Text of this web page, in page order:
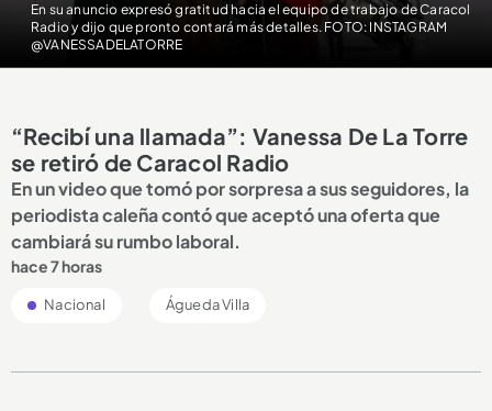
En su anuncio expresó gratitud hacia el equipo de trabajo de Caracol
Radio y dijo que pronto contará más detalles. FOTO: INSTAGRAM
@VANESSADELATORRE
“Recibí una llamada”: Vanessa De La Torre
se retiró de Caracol Radio
En un video que tomó por sorpresa a sus seguidores, la
periodista caleña contó que aceptó una oferta que
cambiará su rumbo laboral.
hace 7 horas
Nacional Águeda Villa